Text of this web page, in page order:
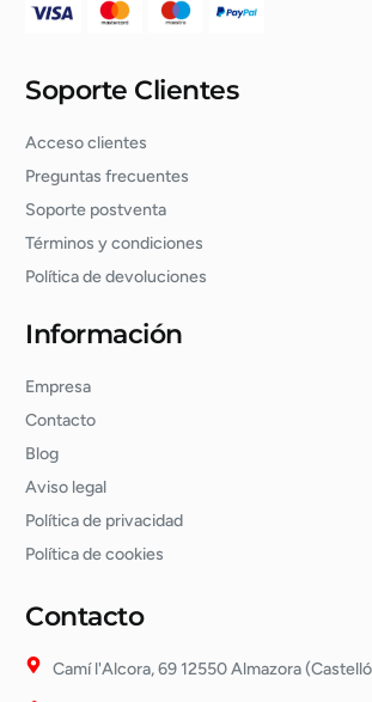
Soporte Clientes
Acceso clientes
Preguntas frecuentes
Soporte postventa
Términos y condiciones
Política de devoluciones
Información
Empresa
Contacto
Blog
Aviso legal
Política de privacidad
Política de cookies
Contacto
Camí l'Alcora, 69 12550 Almazora